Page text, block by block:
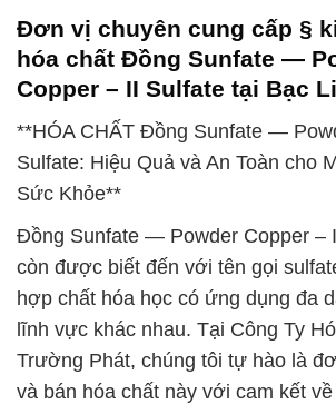
Đơn vị chuyên cung cấp §
hóa chất Đồng Sunfate —
Copper – II Sulfate tại Bạc
**HÓA CHẤT Đồng Sunfate —
Sulfate: Hiệu Quả và An Toàn cho
Sức Khỏe**
Đồng Sunfate — Powder Copper –
còn được biết đến với tên gọi
hợp chất hóa học có ứng dụng đa
lĩnh vực khác nhau. Tại Công Ty
Trường Phát, chúng tôi tự hào là
và bán hóa chất này với cam kết